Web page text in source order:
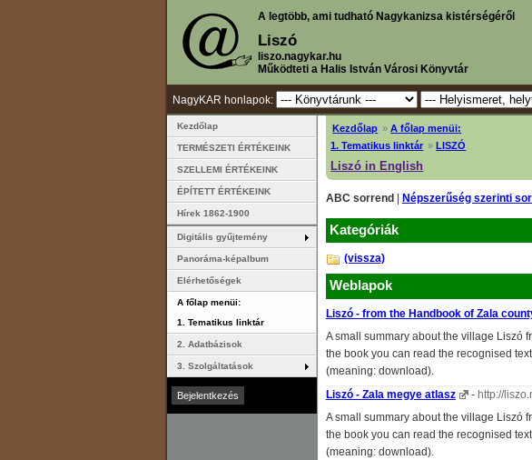
A legtöbb, ami tudható Nagykanizsa kistérségéről
Liszó
liszo.nagykar.hu
Működteti a Halis István Városi Könyvtár
NagyKAR honlapok:
Kezdőlap »A főlap menüi:
1. Tematikus linktár » LISZÓ
Liszó in English
ABC sorrend| Népszerűség szerinti
Kategóriák
(vissza)
Weblapok
Liszó - from the Handbook of Zala
A small summary about the village Liszó
the book you can read the recognised
(meaning: download).
Liszó - Zala megye atlasz
- http://
A small summary about the village Liszó
the book you can read the recognised
(meaning: download).
Kezdőlap
TERMÉSZETI ÉRTÉKEINK
SZELLEMI ÉRTÉKEINK
ÉPÍTETT ÉRTÉKEINK
Hírek 1862-1900
Digitális gyűjtemény
Panoráma-képalbum
Elérhetőségek
A főlap menüi:
1. Tematikus linktár
2. Adatbázisok
3. Szolgáltatások